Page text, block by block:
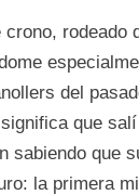
rodeado
del
que
sabiendo que
la primera